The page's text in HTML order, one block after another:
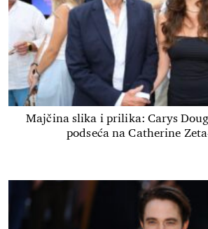
Majčina slika i prilika: Carys
podseća na Catherine